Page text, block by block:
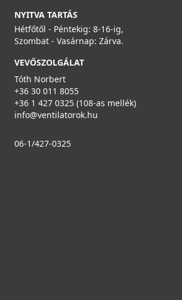
NYITVA TARTÁS
Hétfőtől - Péntekig: 8-16-ig,
Szombat - Vasárnap: Zárva.
VEVŐSZOLGÁLAT
Tóth Norbert
+36 30 011 8055
+36 1 427 0325 (108-as mellék)
info@ventilatorok.hu
06-1/427-0325